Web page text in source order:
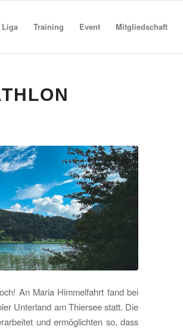
Liga Training Event Mitgliedschaft
An Maria Himmelfahrt fand bei
Unterland am Thiersee statt. Die
und ermöglichten so, dass